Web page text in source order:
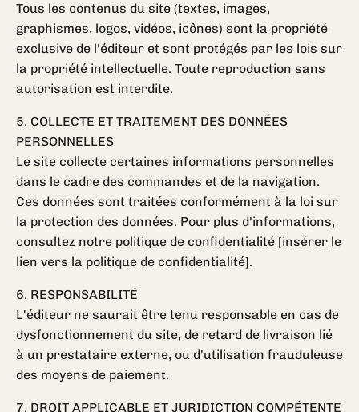
Tous les contenus du site (textes, images,
graphismes, logos, vidéos, icônes) sont la propriété
exclusive de l'éditeur et sont protégés par les lois sur
la propriété intellectuelle. Toute reproduction sans
autorisation est interdite.
5. COLLECTE ET TRAITEMENT DES DONNÉES
PERSONNELLES
Le site collecte certaines informations personnelles
dans le cadre des commandes et de la navigation.
Ces données sont traitées conformément à la loi sur
la protection des données. Pour plus d'informations,
consultez notre politique de confidentialité [insérer le
lien vers la politique de confidentialité].
6. RESPONSABILITÉ
L'éditeur ne saurait être tenu responsable en cas de
dysfonctionnement du site, de retard de livraison lié
à un prestataire externe, ou d'utilisation frauduleuse
des moyens de paiement.
7. DROIT APPLICABLE ET JURIDICTION COMPÉTENTE